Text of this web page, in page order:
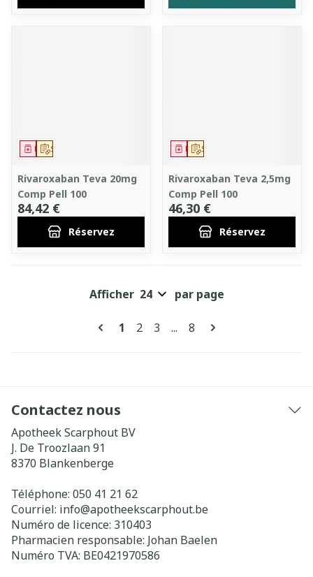
Sur prescription
Médicament
Rivaroxaban Teva 20mg
Comp Pell 100
84,42 €
Réservez
Sur prescription
Médicament
Rivaroxaban Teva 2,5mg
Comp Pell 100
46,30 €
Réservez
Pages
Vous lisez actuellement la page
1 Page
2 Page
3 ... Page
8
Afficher par page
Contactez nous
Apotheek Scarphout BV
J. De Troozlaan 91
8370 Blankenberge
Téléphone: 050 41 21 62
Courriel: info@apotheekscarphout.be
Numéro de licence: 310403
Pharmacien responsable: Johan Baelen
Numéro TVA: BE0421970586